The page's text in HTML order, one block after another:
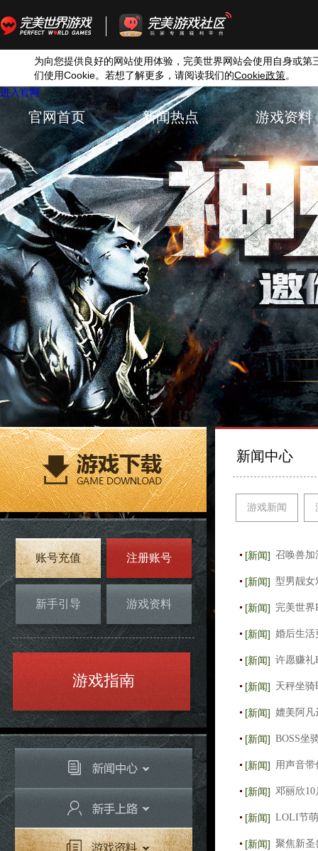
为向您提供良好的网站使用体验，完美世界网站会使用自身或第
们使用Cookie。若想了解更多，请阅读我们的Cookie政策。
官网首页 新闻热点 游戏资料
进入官网
账号充值 注册账号
新手引导 游戏资料
游戏指南
新闻中心
游戏新闻
[新闻] 召唤兽加
[新闻] 型男靓女
[新闻] 完美世
[新闻] 婚后生活
[新闻] 许愿赚礼
[新闻] 天秤坐
[新闻] 媲美阿凡
[新闻] BOSS坐
[新闻] 用声音
[新闻] 邓丽欣
[新闻] LOLI节
[新闻] 聚焦新圣